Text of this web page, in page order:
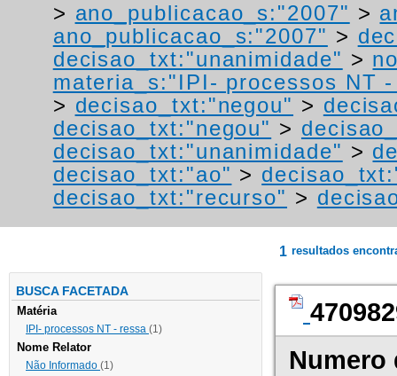
> ano_publicacao_s:"2007" >
ano_publicacao_s:"2007" >
decisao_txt:"unanimidade" >
materia_s:"IPI- processos NT
> decisao_txt:"negou" >
decisao_txt:"negou" >
decisao_txt:"unanimidade" >
decisao_txt:"ao" >
decisao_txt:"recurso" >
BUSCA FACETADA
Matéria
IPI- processos NT - ressa (1)
Nome Relator
Não Informado (1)
1 resultados
Numero